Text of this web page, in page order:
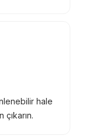
hale